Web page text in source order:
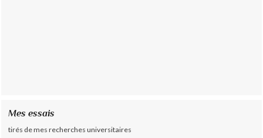
Mes essais
tirés de mes recherches universitaires